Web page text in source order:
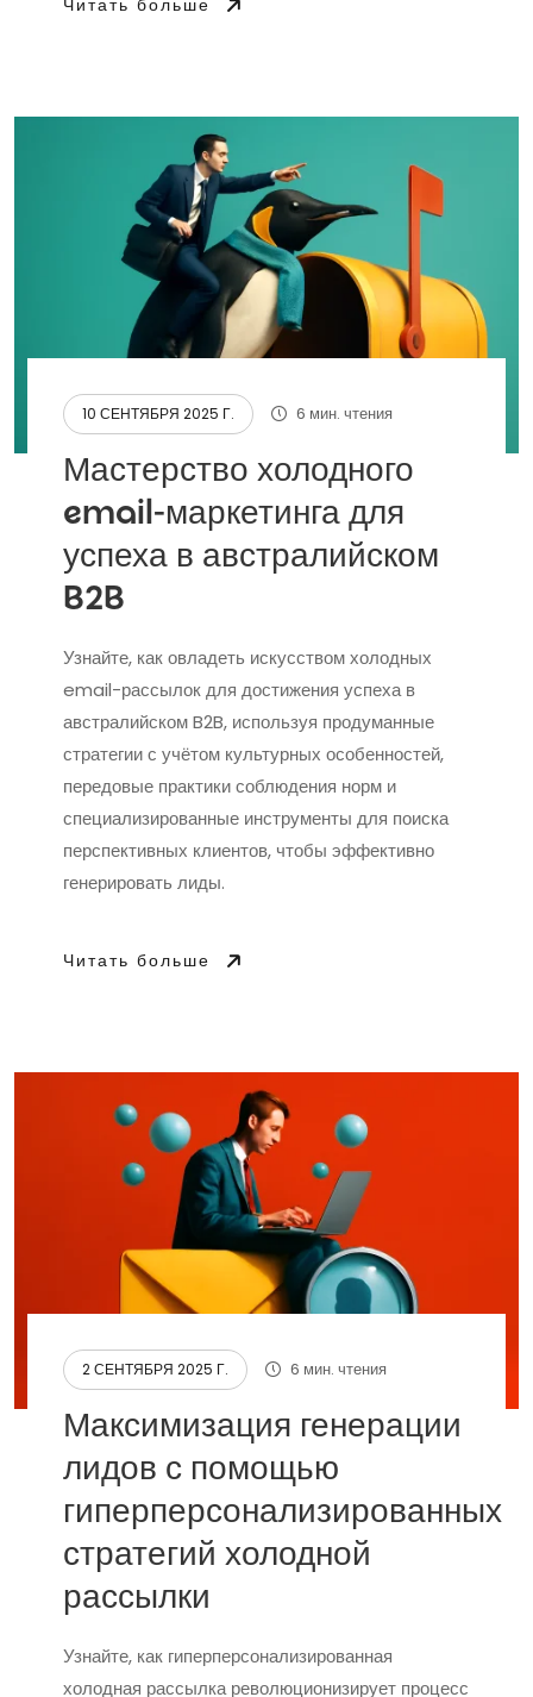
Читать больше
10 СЕНТЯБРЯ 2025 Г. 6 мин. чтения
Мастерство холодного
email-маркетинга для
успеха в австралийском
B2B
Узнайте, как овладеть искусством холодных
email-рассылок для достижения успеха в
австралийском B2B, используя продуманные
стратегии с учётом культурных особенностей,
передовые практики соблюдения норм и
специализированные инструменты для поиска
перспективных клиентов, чтобы эффективно
генерировать лиды.
Читать больше
2 СЕНТЯБРЯ 2025 Г. 6 мин. чтения
Максимизация генерации
лидов с помощью
гиперперсонализированных
стратегий холодной
рассылки
Узнайте, как гиперперсонализированная
холодная рассылка революционизирует процесс